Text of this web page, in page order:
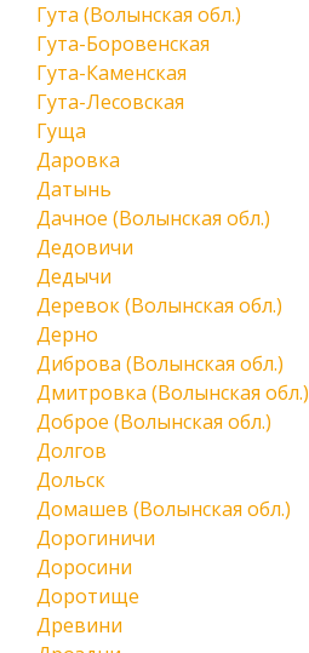
Гута (Волынская обл.)
Гута-Боровенская
Гута-Каменская
Гута-Лесовская
Гуща
Даровка
Датынь
Дачное (Волынская обл.)
Дедовичи
Дедычи
Деревок (Волынская обл.)
Дерно
Диброва (Волынская обл.)
Дмитровка (Волынская обл.)
Доброе (Волынская обл.)
Долгов
Дольск
Домашев (Волынская обл.)
Дорогиничи
Доросини
Доротище
Древини